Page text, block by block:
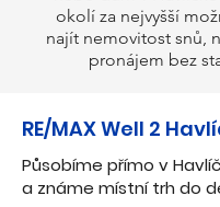
okolí za nejvyšší
najít nemovitost snů,
pronájem bez
RE/MAX Well 2
Působíme přímo v
a známe místní trh do